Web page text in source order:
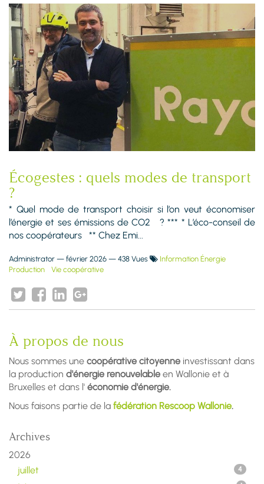
Écogestes : quels modes de transport
?
* Quel mode de transport choisir si l’on veut économiser
l’énergie et ses émissions de CO2 ? *** * L’éco-conseil de
nos coopérateurs ** Chez Emi...
Administrator — février 2026 — 438 Vues
Information Énergie
Production
Vie coopérative
À propos de nous
Nous sommes une coopérative citoyenne investissant dans
la production d'énergie renouvelable en Wallonie et à
Bruxelles et dans l' économie d'énergie.
Nous faisons partie de la fédération Rescoop Wallonie.
Archives
2026
juillet
4